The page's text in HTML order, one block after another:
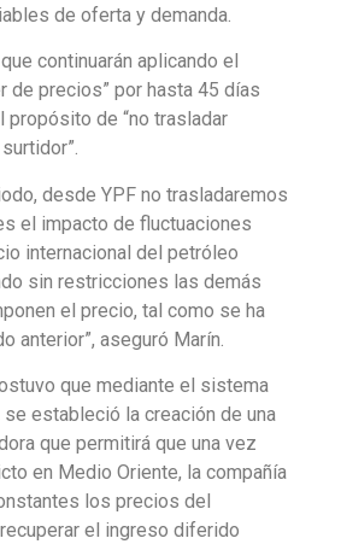
de oferta y demanda.
continuarán aplicando el
de precios” por hasta 45 días
propósito de “no trasladar
desde YPF no trasladaremos
el impacto de fluctuaciones
internacional del petróleo
sin restricciones las demás
el precio, tal como se ha
anterior”, aseguró Marín.
que mediante el sistema
estableció la creación de una
que permitirá que una vez
en Medio Oriente, la compañía
los precios del
el ingreso diferido